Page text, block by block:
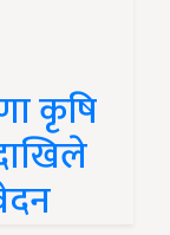
कृषि